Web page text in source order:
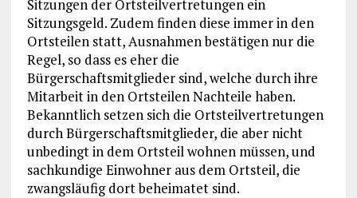
Sitzungen der Ortsteilvertretungen ein
Sitzungsgeld. Zudem finden diese immer in den
Ortsteilen statt, Ausnahmen bestätigen nur die
Regel, so dass es eher die
Bürgerschaftsmitglieder sind, welche durch ihre
Mitarbeit in den Ortsteilen Nachteile haben.
Bekanntlich setzen sich die Ortsteilvertretungen
durch Bürgerschaftsmitglieder, die aber nicht
unbedingt in dem Ortsteil wohnen müssen, und
sachkundige Einwohner aus dem Ortsteil, die
zwangsläufig dort beheimatet sind.